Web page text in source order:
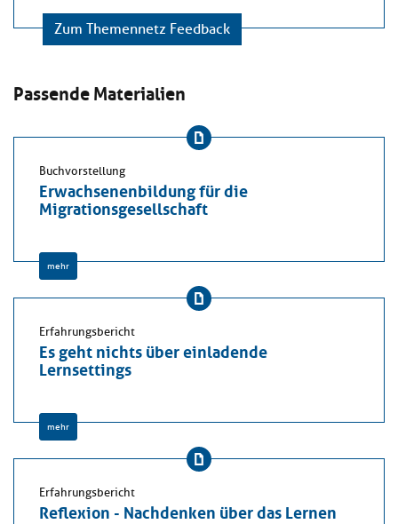
Zum Themennetz Feedback
Passende Materialien
Buchvorstellung
Erwachsenenbildung für die
Migrationsgesellschaft
mehr
Erfahrungsbericht
Es geht nichts über einladende
Lernsettings
mehr
Erfahrungsbericht
Reflexion - Nachdenken über das Lernen